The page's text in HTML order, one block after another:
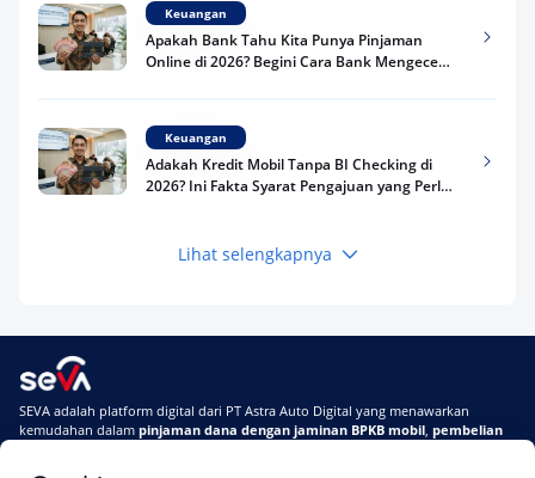
Keuangan
Apakah Bank Tahu Kita Punya Pinjaman
Online di 2026? Begini Cara Bank Mengecek
Keuangan
Adakah Kredit Mobil Tanpa BI Checking di
2026? Ini Fakta Syarat Pengajuan yang Perlu
Keuangan
Terpercaya
Telat Bayar Pinjol 2 Hari, Apakah Langsung
Masuk BI Checking? Simak Peraturan
Lihat selengkapnya
SEVA adalah platform digital dari PT Astra Auto Digital yang menawarkan
kemudahan dalam pinjaman dana dengan jaminan BPKB mobil pembelian